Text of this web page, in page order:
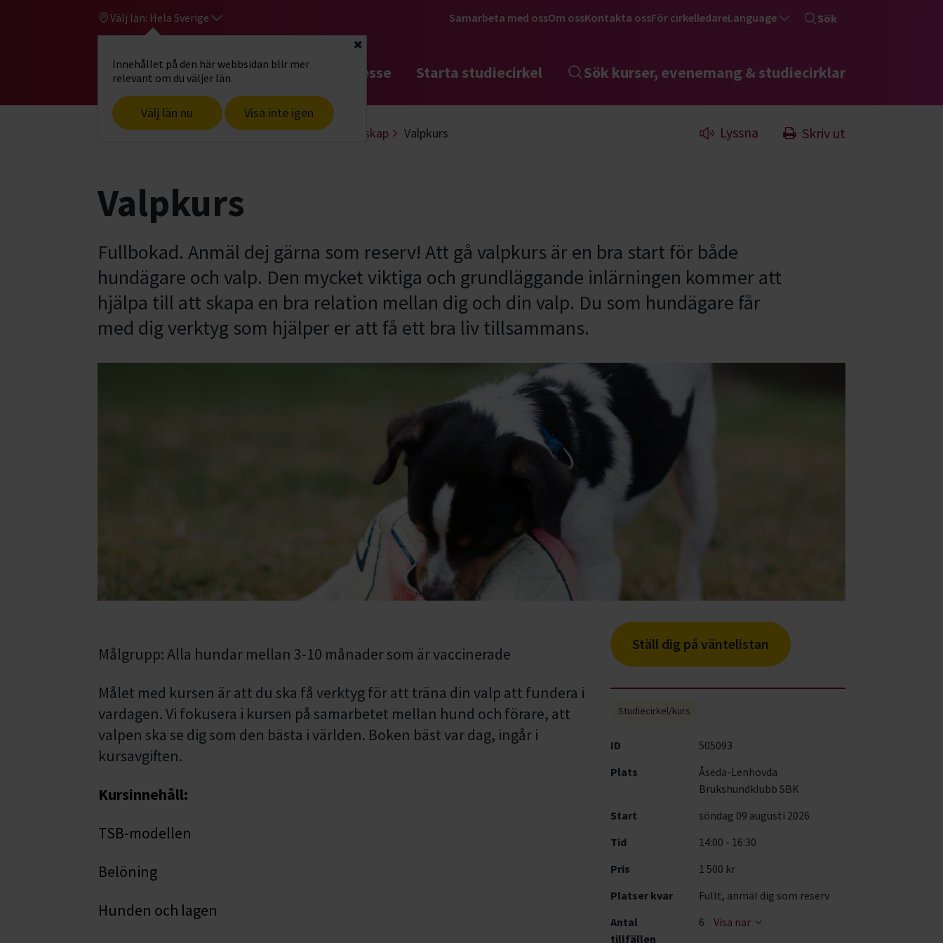
Välj län: Hela Sverige
Innehållet på den här webbsidan blir mer
relevant om du väljer län.
Välj län nu Visa inte igen
Stäng
Samarbeta med ossOm ossKontakta ossFör cirkelledareLanguage Sök
Gå till studiefrämjandets startsidaHitta intresse Starta studiecirkel Sök kurser, evenemang & studiecirklar
Start Hitta intresse Hund & husdjur Valpkunskap Valpkurs Lyssna Skriv ut
Valpkurs
Fullbokad. Anmäl dej gärna som reserv! Att gå valpkurs är en bra start för både
hundägare och valp. Den mycket viktiga och grundläggande inlärningen kommer att
hjälpa till att skapa en bra relation mellan dig och din valp. Du som hundägare får
med dig verktyg som hjälper er att få ett bra liv tillsammans.
Målgrupp: Alla hundar mellan 3-10 månader som är vaccinerade
Målet med kursen är att du ska få verktyg för att träna din valp att fundera i
vardagen. Vi fokusera i kursen på samarbetet mellan hund och förare, att
valpen ska se dig som den bästa i världen. Boken bäst var dag, ingår i
kursavgiften.
Kursinnehåll:
TSB-modellen
Belöning
Hunden och lagen
Ställ dig på väntelistan
Studiecirkel/kurs
ID
505093
Plats
Åseda-Lenhovda
Brukshundklubb SBK
Start
söndag 09 augusti 2026
Tid
14:00 - 16:30
Pris
1 500 kr
Platser kvar
Fullt, anmäl dig som reserv
Antal
tillfällen
6 Visa när